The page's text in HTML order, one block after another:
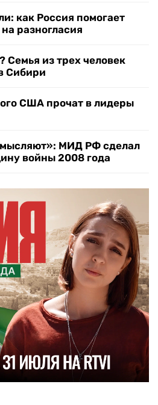
как Россия помогает
разногласия
Семья из трех человек
Сибири
США прочат в лидеры
МИД РФ сделал
войны 2008 года